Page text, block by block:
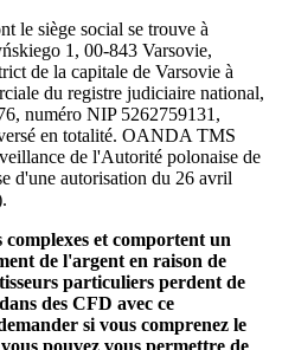
le siège social se trouve à
1, 00-843 Varsovie,
de la capitale de Varsovie à
du registre judiciaire national,
numéro NIP 5262759131,
en totalité. OANDA TMS
de l'Autorité polonaise de
d'une autorisation du 26 avril
et comportent un
de l'argent en raison de
particuliers perdent de
des CFD avec ce
si vous comprenez le
pouvez vous permettre de